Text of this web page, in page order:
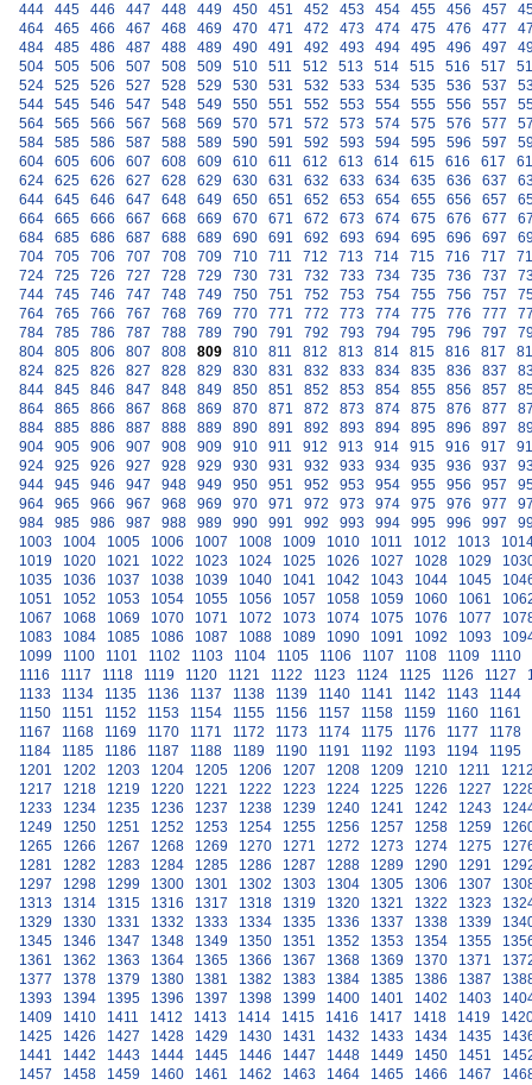
444
445 446 447 448 449 450 451 452 453 454 455 456 457
464
465 466 467 468 469 470 471 472 473 474 475 476 477
484
485 486 487 488 489 490 491 492 493 494 495 496 497
504
505 506 507 508 509 510 511 512 513 514 515 516 517
524
525 526 527 528 529 530 531 532 533 534 535 536 537
544
545 546 547 548 549 550 551 552 553 554 555 556 557
564
565 566 567 568 569 570 571 572 573 574 575 576 577
584
585 586 587 588 589 590 591 592 593 594 595 596 597
604
605 606 607 608 609 610 611 612 613 614 615 616 617
624
625 626 627 628 629 630 631 632 633 634 635 636 637
644
645 646 647 648 649 650 651 652 653 654 655 656 657
664
665 666 667 668 669 670 671 672 673 674 675 676 677
684
685 686 687 688 689 690 691 692 693 694 695 696 697
704
705 706 707 708 709 710 711 712 713 714 715 716 717
724
725 726 727 728 729 730 731 732 733 734 735 736 737
744
745 746 747 748 749 750 751 752 753 754 755 756 757
764
765 766 767 768 769 770 771 772 773 774 775 776 777
784
785 786 787 788 789 790 791 792 793 794 795 796 797
804
805 806 807 808 809 810 811 812 813 814 815 816 817
824
825 826 827 828 829 830 831 832 833 834 835 836 837
844
845 846 847 848 849 850 851 852 853 854 855 856 857
864
865 866 867 868 869 870 871 872 873 874 875 876 877
884
885 886 887 888 889 890 891 892 893 894 895 896 897
904
905 906 907 908 909 910 911 912 913 914 915 916 917
924
925 926 927 928 929 930 931 932 933 934 935 936 937
944
945 946 947 948 949 950 951 952 953 954 955 956 957
964
965 966 967 968 969 970 971 972 973 974 975 976 977
984
985 986 987 988 989 990 991 992 993 994 995 996 997
1003
1004 1005 1006 1007 1008 1009 1010 1011 1012 1013
1019
1020 1021 1022 1023 1024 1025 1026 1027 1028 1029
1035
1036 1037 1038 1039 1040 1041 1042 1043 1044 1045
1051
1052 1053 1054 1055 1056 1057 1058 1059 1060 1061
1067
1068 1069 1070 1071 1072 1073 1074 1075 1076 1077
1083
1084 1085 1086 1087 1088 1089 1090 1091 1092 1093
1099
1100 1101 1102 1103 1104 1105 1106 1107 1108 1109
1110
1116
1117 1118 1119 1120 1121 1122 1123 1124 1125 1126 1127
1133
1134 1135 1136 1137 1138 1139 1140 1141 1142 1143
1144
1150
1151 1152 1153 1154 1155 1156 1157 1158 1159 1160
1161
1167
1168 1169 1170 1171 1172 1173 1174 1175 1176 1177
1178
1184
1185 1186 1187 1188 1189 1190 1191 1192 1193 1194
1195
1201
1202 1203 1204 1205 1206 1207 1208 1209 1210 1211
1217
1218 1219 1220 1221 1222 1223 1224 1225 1226 1227
1233
1234 1235 1236 1237 1238 1239 1240 1241 1242 1243
1249
1250 1251 1252 1253 1254 1255 1256 1257 1258 1259
1265
1266 1267 1268 1269 1270 1271 1272 1273 1274 1275
1281
1282 1283 1284 1285 1286 1287 1288 1289 1290 1291
1297
1298 1299 1300 1301 1302 1303 1304 1305 1306 1307
1313
1314 1315 1316 1317 1318 1319 1320 1321 1322 1323
1329
1330 1331 1332 1333 1334 1335 1336 1337 1338 1339
1345
1346 1347 1348 1349 1350 1351 1352 1353 1354 1355
1361
1362 1363 1364 1365 1366 1367 1368 1369 1370 1371
1377
1378 1379 1380 1381 1382 1383 1384 1385 1386 1387
1393
1394 1395 1396 1397 1398 1399 1400 1401 1402 1403
1409
1410 1411 1412 1413 1414 1415 1416 1417 1418 1419
1425
1426 1427 1428 1429 1430 1431 1432 1433 1434 1435
1441
1442 1443 1444 1445 1446 1447 1448 1449 1450 1451
1457
1458 1459 1460 1461 1462 1463 1464 1465 1466 1467